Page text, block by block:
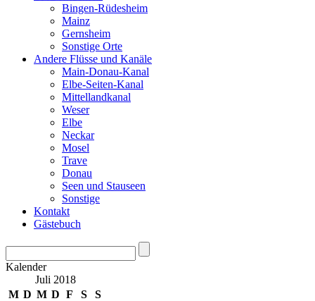
Bingen-Rüdesheim
Mainz
Gernsheim
Sonstige Orte
Andere Flüsse und Kanäle
Main-Donau-Kanal
Elbe-Seiten-Kanal
Mittellandkanal
Weser
Elbe
Neckar
Mosel
Trave
Donau
Seen und Stauseen
Sonstige
Kontakt
Gästebuch
Kalender
Juli 2018
M D M D F S
S